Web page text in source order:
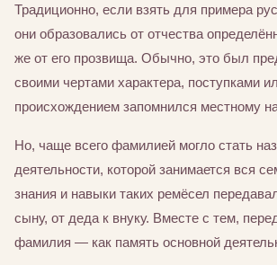
Традиционно, если взять для примера
они образовались от отчества
же от его прозвища. Обычно, это был
своими чертами характера, поступками
происхождением запомнился местному
Но, чаще всего фамилией могло стать
деятельности, которой занимается вся
знания и навыки таких ремёсел
сыну, от деда к внуку. Вместе с тем,
фамилия — как память основной